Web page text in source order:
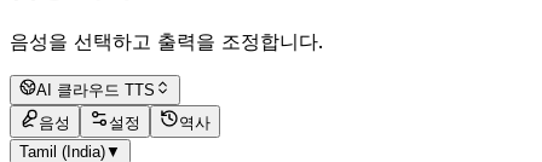
음성을 선택하고 출력을 조정합니다.
AI 클라우드 TTS
음성
설정
역사
Tamil (India)▼